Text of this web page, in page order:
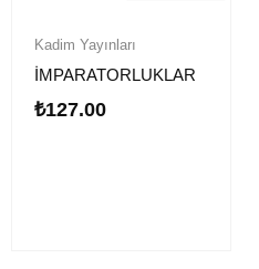
Kadim Yayınları
İMPARATORLUKLAR
₺127.00